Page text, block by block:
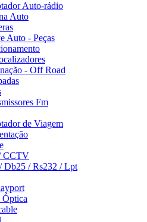
Auto-rádio
Auto
Auto - Peças
- Off Road
Fm
de Viagem
CCTV
Db25 / Rs232 / Lpt
Óptica